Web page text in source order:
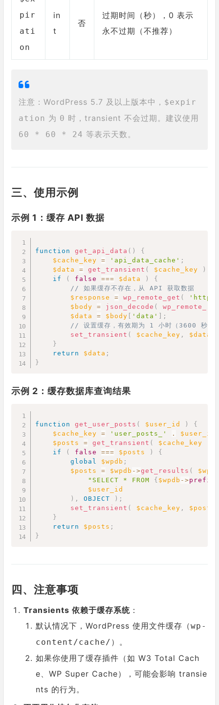
pir
ati
on
in
t
否
过期时间（秒），0 表示
永不过期（不推荐）
注意：WordPress 5.7 及以上版本中， $expir
ation 为 0 时，transient 不会过期。建议使用
60 * 60 * 24 等表示天数。
三、使用示例
示例 1：缓存 API 数据
function get_api_data ( )
{
$cache_key
= 'api_data_cache' ;
$data
= get_transient ( $cache_key )
if
( false === $data )
{
// 如果缓存不存在，从 API 获取数据
$response
= wp_remote_get (
$body
= json_decode (
$data
= $body 'data'
;
// 设置缓存，有效期为 1 小时（3600 秒）
set_transient ( $cache_key , $data
}
return
$data ;
}
示例 2：缓存数据库查询结果
function get_user_posts ( $user_id )
{
$cache_key
= 'user_posts_' . $user_id
$posts
= get_transient ( $cache_key
if
( false === $posts )
{
global
$wpdb ;
$posts
= $wpdb ->get_results (
"SELECT * FROM { $wpdb ->prefix
$user_id
) , OBJECT ) ;
set_transient ( $cache_key , $posts
}
return
$posts ;
}
四、注意事项
Transients 依赖于缓存系统 ：
默认情况下，WordPress 使用文件缓存（wp-
content/cache/ ）。
如果你使用了缓存插件（如 W3 Total Cach
e、WP Super Cache），可能会影响 transie
nts 的行为。